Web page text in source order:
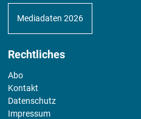
Mediadaten 2026
Rechtliches
Abo
Kontakt
Datenschutz
Impressum